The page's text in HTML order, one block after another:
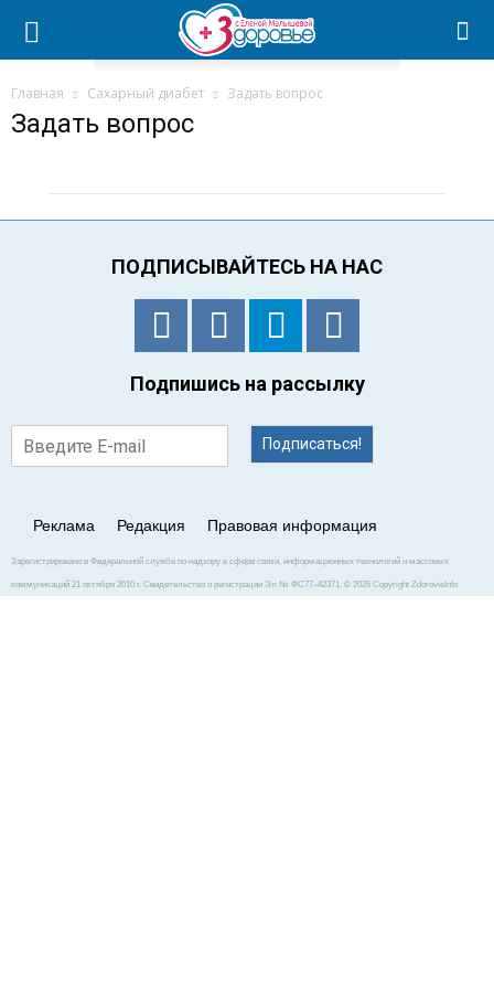
Главная Сахарный диабет Задать вопрос
Задать вопрос
ПОДПИСЫВАЙТЕСЬ НА НАС
Подпишись на рассылку
Подписаться!
Реклама Редакция Правовая информация
Зарегистрировано в Федеральной службе по надзору в сфере связи, информационных технологий и массовых
коммуникаций 21 октября 2010 г. Свидетельство о регистрации Эл № ФС77–42371. © 2026 Copyright ZdorovieInfo